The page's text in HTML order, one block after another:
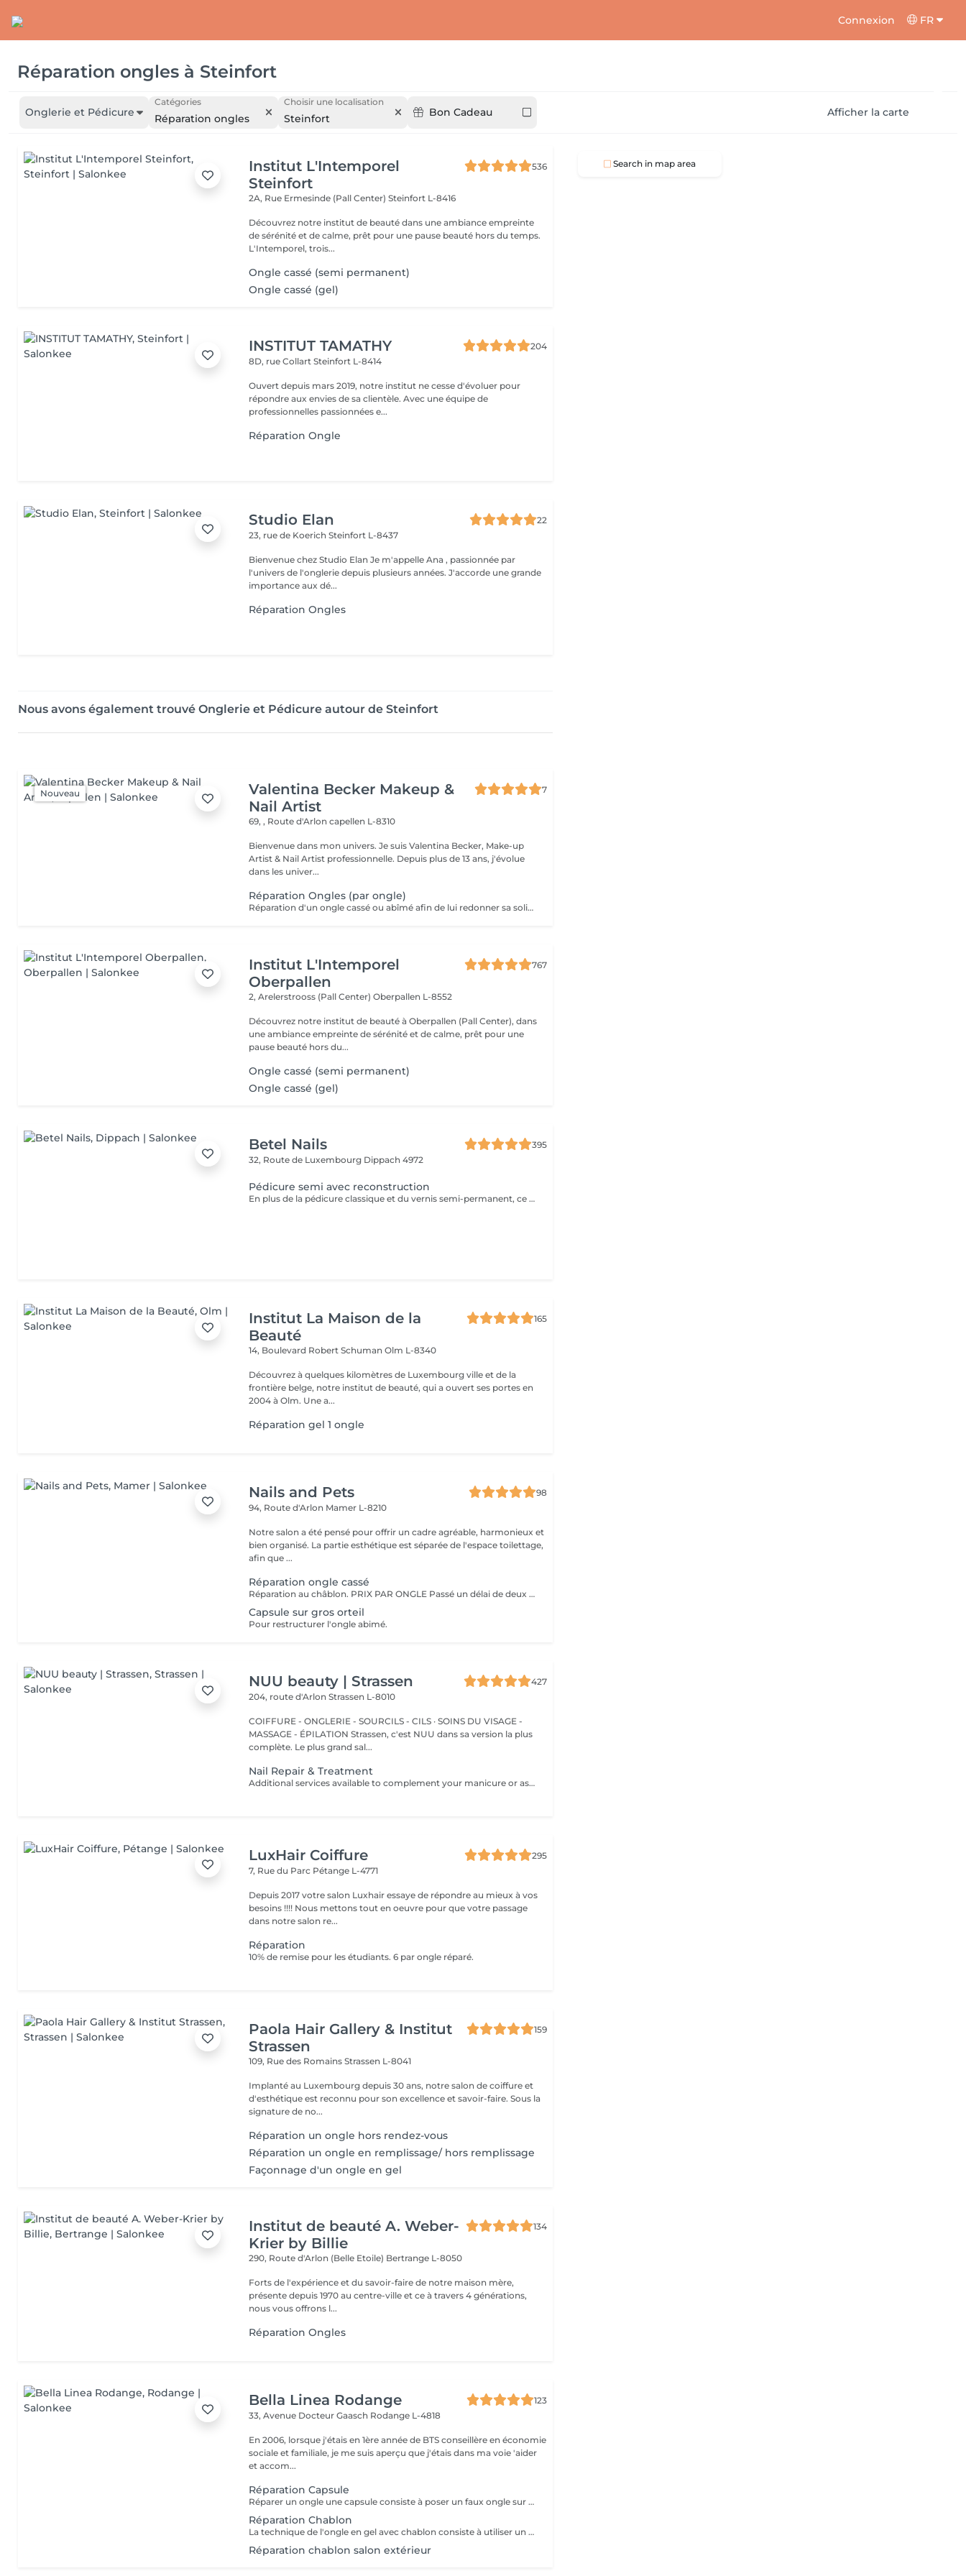
Connexion FR
Réparation ongles à Steinfort
Onglerie et Pédicure
Catégories
Réparation ongles
Choisir une localisation
Steinfort Bon Cadeau Afficher la carte
Institut L'Intemporel
Steinfort
536
2A, Rue Ermesinde (Pall Center)Steinfort L-8416
Découvrez notre institut de beauté dans une ambiance empreinte
de sérénité et de calme, prêt pour une pause beauté hors du temps.
L'Intemporel, trois...
Ongle cassé (semi permanent)
Ongle cassé (gel)
INSTITUT TAMATHY
204
8D, rue CollartSteinfort L-8414
Ouvert depuis mars 2019, notre institut ne cesse d'évoluer pour
répondre aux envies de sa clientèle. Avec une équipe de
professionnelles passionnées e...
Réparation Ongle
Studio Elan
22
23, rue de KoerichSteinfort L-8437
Bienvenue chez Studio Elan Je m'appelle Ana , passionnée par
l'univers de l'onglerie depuis plusieurs années. J'accorde une grande
importance aux dé...
Réparation Ongles
Nous avons également trouvé Onglerie et Pédicure autour de Steinfort
Nouveau
Valentina Becker Makeup &
Nail Artist
7
69, , Route d'Arloncapellen L-8310
Bienvenue dans mon univers. Je suis Valentina Becker, Make-up
Artist & Nail Artist professionnelle. Depuis plus de 13 ans, j'évolue
dans les univer...
Réparation Ongles (par ongle)
Réparation d'un ongle cassé ou abîmé afin de lui redonner sa solidité et son aspect esthétique. Tarif par ongle. Gratuite pendant les 7 jours suivant votre rendez-vous. À partir du 8 jour, la réparation est facturée.
Institut L'Intemporel
Oberpallen
767
2, Arelerstrooss (Pall Center)Oberpallen L-8552
Découvrez notre institut de beauté à Oberpallen (Pall Center), dans
une ambiance empreinte de sérénité et de calme, prêt pour une
pause beauté hors du...
Ongle cassé (semi permanent)
Ongle cassé (gel)
Betel Nails
395
32, Route de Luxembourg Dippach 4972
Pédicure semi avec reconstruction
En plus de la pédicure classique et du vernis semi-permanent, ce service inclut la reconstruction des ongles abîmés ou cassés
Institut La Maison de la
Beauté
165
14, Boulevard Robert SchumanOlm L-8340
Découvrez à quelques kilomètres de Luxembourg ville et de la
frontière belge, notre institut de beauté, qui a ouvert ses portes en
2004 à Olm. Une a...
Réparation gel 1 ongle
Nails and Pets
98
94, Route d'Arlon Mamer L-8210
Notre salon a été pensé pour offrir un cadre agréable, harmonieux et
bien organisé. La partie esthétique est séparée de l'espace toilettage,
afin que ...
Réparation ongle cassé
Réparation au châblon. PRIX PAR ONGLE Passé un délai de deux semaines, la réparation sera facturée. ----> Elle sera offerte gratuitement avant cette échéance.
Capsule sur gros orteil
Pour restructurer l'ongle abimé.
NUU beauty | Strassen
427
204, route d'ArlonStrassen L-8010
COIFFURE - ONGLERIE - SOURCILS - CILS · SOINS DU VISAGE -
MASSAGE - ÉPILATION Strassen, c'est NUU dans sa version la plus
complète. Le plus grand sal...
Nail Repair & Treatment
Additional services available to complement your manicure or as standalone treatments. Nail Repair per nail (during service) Minor repair of a single nail (small crack, local damage or broken nail). This option can be added multiple times if more than one nail requires repair. Charged at 3€ per nail for Manicure with Gel Polish services. Nail Repair per nail (walk-in) Repair of one nail without manicure or polish application. Suitable for clients booking a repair only. Onycholysis Treatment per nail Targeted care for nails affected by onycholysis. Performed without polish to support healthy nail recovery. IBX Nail Repair System Professional nail treatment designed to strengthen and restore natural nails. Can be booked alone or combined with gel removal for deeper repair. Gel Polish Removal Gentle and careful removal of gel polish.
LuxHair Coiffure
295
7, Rue du Parc Pétange L-4771
Depuis 2017 votre salon Luxhair essaye de répondre au mieux à vos
besoins !!!! Nous mettons tout en oeuvre pour que votre passage
dans notre salon re...
Réparation
10% de remise pour les étudiants. 6 par ongle réparé.
Paola Hair Gallery & Institut
Strassen
159
109, Rue des RomainsStrassen L-8041
Implanté au Luxembourg depuis 30 ans, notre salon de coiffure et
d'esthétique est reconnu pour son excellence et savoir-faire. Sous la
signature de no...
Réparation un ongle hors rendez-vous
Réparation un ongle en remplissage/ hors remplissage
Façonnage d'un ongle en gel
Institut de beauté A. Weber-
Krier by Billie
134
290, Route d'Arlon (Belle Etoile) Bertrange L-8050
Forts de l'expérience et du savoir-faire de notre maison mère,
présente depuis 1970 au centre-ville et ce à travers 4 générations,
nous vous offrons l...
Réparation Ongles
Bella Linea Rodange
123
33, Avenue Docteur Gaasch Rodange L-4818
En 2006, lorsque j'étais en 1ère année de BTS conseillère en économie
sociale et familiale, je me suis aperçu que j'étais dans ma voie 'aider
et accom...
Réparation Capsule
Réparer un ongle une capsule consiste à poser un faux ongle sur l'ongle cassé afin qu'il se renforce lors de la repousse. Réparer avec une capsule est à privilégier lorsque l'ongle est très endommagé.
Réparation Chablon
La technique de l'ongle en gel avec chablon consiste à utiliser un vernis en gel spécialement formulé qui est durci sous une lumière UV ou LED pour un durcissement maximal. Le chablon, un type de moule, est utilisé pour poser le Gel et créer une extension afin d'épouser la courbe naturelle du lit de l'ongle.
Réparation chablon salon extérieur
Search in map area